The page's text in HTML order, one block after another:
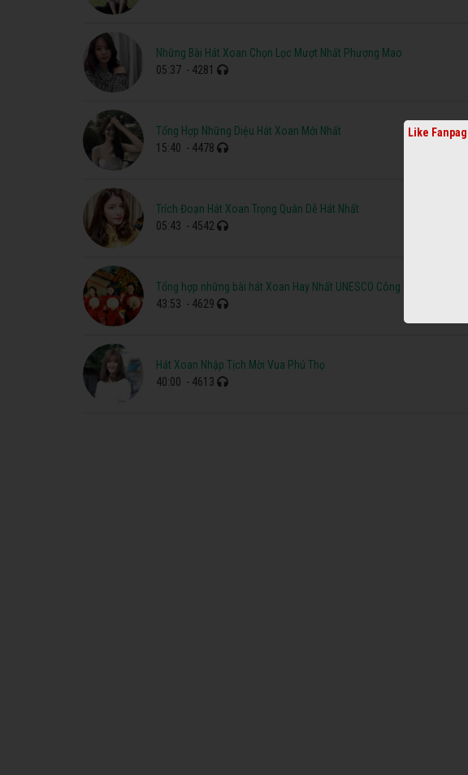
Những Bài Hát Xoan Chọn Lọc Mượt Nhất Phượng Mao
05:37 - 4281
Tổng Hợp Những Diệu Hát Xoan Mới Nhất
15:40 - 4478
Trích Đoạn Hát Xoan Trọng Quân Dễ Hát Nhất
05:43 - 4542
Tổng hợp những bài hát Xoan Hay Nhất UNESCO Công Nhận
43:53 - 4629
Hát Xoan Nhập Tịch Mời Vua Phú Thọ
40:00 - 4613
Like